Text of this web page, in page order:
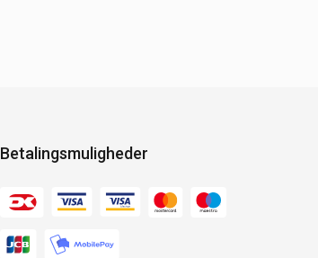
Betalingsmuligheder